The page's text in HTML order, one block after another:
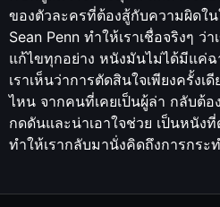
ของตัวละครที่ต้องสู้กับความผิดใน
Sean Penn ทำให้เราเชื่อจริงๆ ว่
แก้ไขทุกอย่าง หนังมันไม่ได้มีแค่
เราเห็นว่าการตัดสินใจเพียงครั้ง
ไหน จากคนที่เคยเป็นผู้ล่า กลับต้อ
กดดันและน่าเอาใจช่วย เป็นหนั
ทำให้เรากลับมานั่งคิดถึงการกระ